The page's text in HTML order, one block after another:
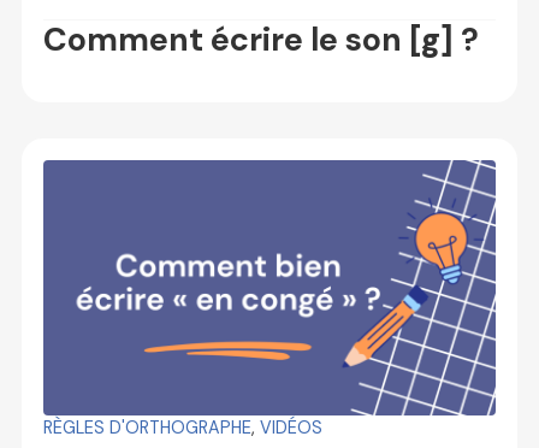
Comment écrire le son [g] ?
RÈGLES D'ORTHOGRAPHE, VIDÉOS